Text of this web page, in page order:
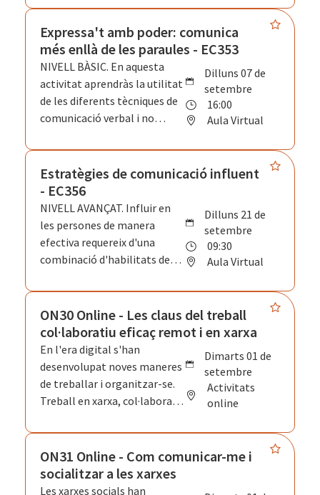
a través del joc, el moviment i
eines teatrals.
col·laboració. Aprendrem a
identificar les necessitats de
cada estil per escoltar i
sentir-nos escoltats. Valorem
les diferències individuals per
desenvolupar habilitats que
fomentin ambients
comunicació respectuosa i
efectiva.
Expressa't amb poder: comunica
més enllà de les paraules - EC353
NIVELL BÀSIC. En aquesta
activitat aprendràs la utilitat
de les diferents tècniques de
comunicació verbal i no
importants. Ens enfocarem
en com les persones usem les
paraules, el to de veu, el
llenguatge corporal, les
expressions facials i altres
elements no verbals com el
silenci, per comunicar-nos de
entorns personals i
professionals. Perquè
comunicar-se és molt més
que fer ús de les paraules.
dilluns 07 de
setembre
16:00
Aula Virtual
Estratègies de comunicació influent
- EC356
NIVELL AVANÇAT. Influir en
les persones de manera
efectiva requereix d'una
combinació d'habilitats de
estratègies psicològiques que
cal conèixer i entrenar. La
influència és també una de
les claus del lideratge. En
aquesta activitat coneixeràs
quins són els principis de la
influència social i aprendràs a
contextos de treball en equip,
lideratge i converses one-to-
one.
dilluns 21 de
setembre
09:30
Aula Virtual
ON30 Online - Les claus del treball
col·laboratiu eficaç remot i en xarxa
En l'era digital s'han
desenvolupat noves maneres
de treballar i organitzar-se.
Treball en xarxa, col·laboratiu
dels nous conceptes que han
vingut de la mà de les noves
tecnologies de la informació i
la comunicació. En aquest
dimarts 01 de
setembre
Activitats
online
ON31 Online - Com comunicar-me i
socialitzar a les xarxes
Les xarxes socials han